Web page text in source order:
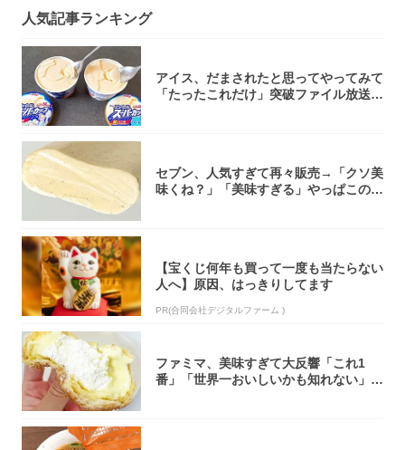
人気記事ランキング
アイス、だまされたと思ってやってみて
「たったこれだけ」突破ファイル放送で
セブン、人気すぎて再々販売→「クソ美
味くね？」「美味すぎる」やっぱこのク
【宝くじ何年も買って一度も当たらない
人へ】原因、はっきりしてます
PR(合同会社デジタルファーム )
ファミマ、美味すぎて大反響「これ1
番」「世界一おいしいかも知れない」